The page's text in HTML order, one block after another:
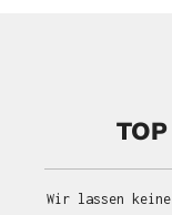
Wir lassen